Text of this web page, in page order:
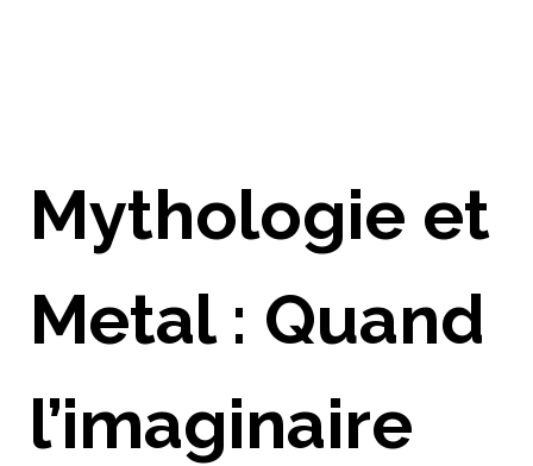
Mythologie et
Metal : Quand
l’imaginaire